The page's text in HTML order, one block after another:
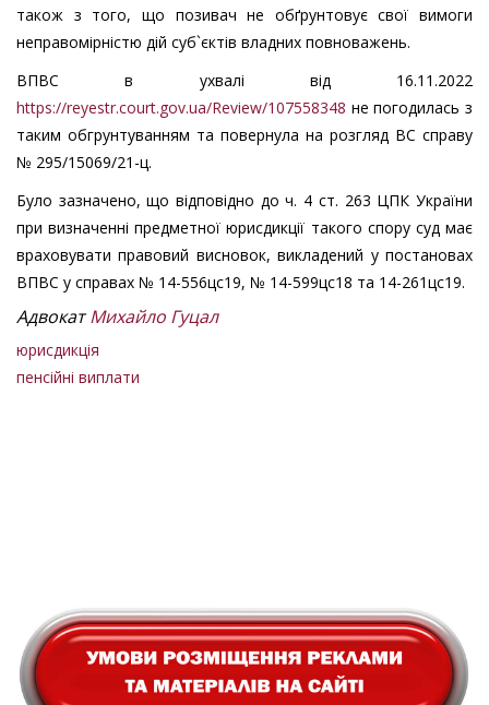
також з того, що позивач не обґрунтовує свої вимоги
неправомірністю дій суб`єктів владних повноважень.
ВПВС в ухвалі від 16.11.2022
https://reyestr.court.gov.ua/Review/107558348 не погодилась з
таким обгрунтуванням та повернула на розгляд ВС справу
№ 295/15069/21-ц.
Було зазначено, що відповідно до ч. 4 ст. 263 ЦПК України
при визначенні предметної юрисдикції такого спору суд має
враховувати правовий висновок, викладений у постановах
ВПВС у справах № 14-556цс19, № 14-599цс18 та 14-261цс19.
АдвокатМихайло Гуцал
юрисдикція
пенсійні виплати